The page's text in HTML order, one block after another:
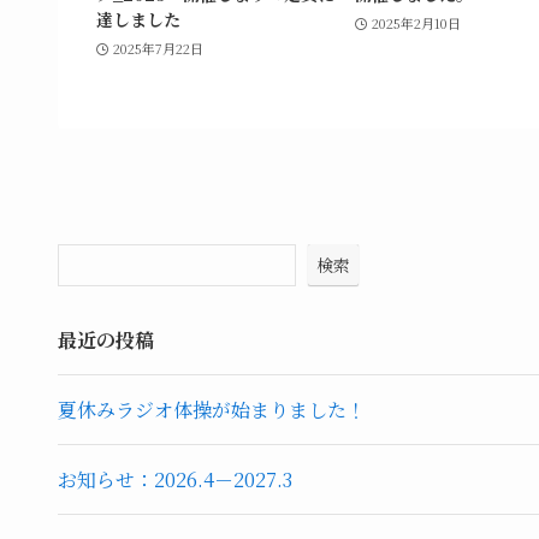
達しました
2025年7月22日
2025年2月10日
検索
最近の投稿
夏休みラジオ体操が始まりました！
お知らせ：2026.4－2027.3